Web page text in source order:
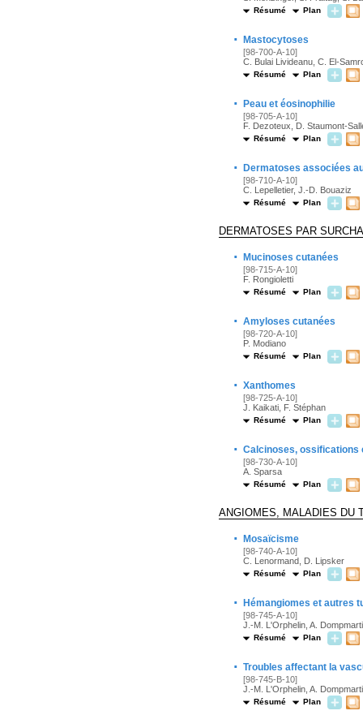
Résumé Plan
· Mastocytoses
[98-700-A-10]
C. Bulai Livideanu, C. El-
Résumé Plan
· Peau et éosinophilie
[98-705-A-10]
F. Dezoteux, D. Staumont-
Résumé Plan
· Dermatoses associées
[98-710-A-10]
C. Lepelletier, J.-D. Bouaziz
Résumé Plan
DERMATOSES PAR
· Mucinoses cutanées
[98-715-A-10]
F. Rongioletti
Résumé Plan
· Amyloses cutanées
[98-720-A-10]
P. Modiano
Résumé Plan
· Xanthomes
[98-725-A-10]
J. Kaikati, F. Stéphan
Résumé Plan
· Calcinoses, ossifications
[98-730-A-10]
A. Sparsa
Résumé Plan
ANGIOMES, MALADIES DU
· Mosaïcisme
[98-740-A-10]
C. Lenormand, D. Lipsker
Résumé Plan
· Hémangiomes et autres
[98-745-A-10]
J.-M. L'Orphelin, A.
Résumé Plan
· Troubles affectant la
[98-745-B-10]
J.-M. L'Orphelin, A.
Résumé Plan